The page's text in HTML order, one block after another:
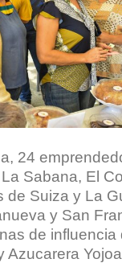
24
Sabana, El
de Suiza y La
y San
de influencia
Azucarera